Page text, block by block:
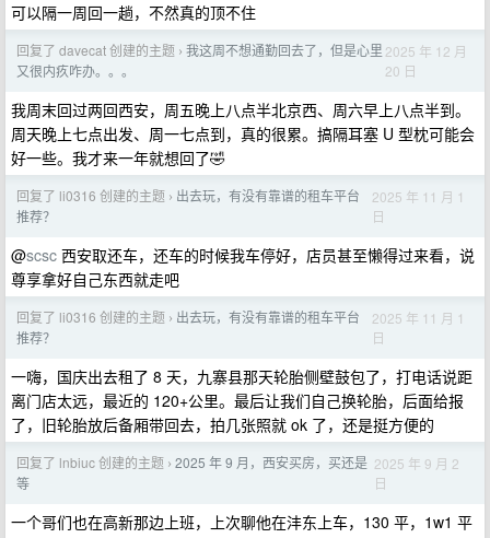
可以隔一周回一趟，不然真的顶不住
回复了 davecat 创建的主题 › 我这周不想通勤回去了，但是心里
又很内疚咋办。。。
2025 年 12 月
20 日
我周末回过两回西安，周五晚上八点半北京西、周六早上八点半到。
周天晚上七点出发、周一七点到，真的很累。搞隔耳塞 U 型枕可能会
好一些。我才来一年就想回了🤣
回复了 li0316 创建的主题 › 出去玩，有没有靠谱的租车平台
推荐？
2025 年 11 月 1
日
@scsc 西安取还车，还车的时候我车停好，店员甚至懒得过来看，说
尊享拿好自己东西就走吧
回复了 li0316 创建的主题 › 出去玩，有没有靠谱的租车平台
推荐？
2025 年 11 月 1
日
一嗨，国庆出去租了 8 天，九寨县那天轮胎侧壁鼓包了，打电话说距
离门店太远，最近的 120+公里。最后让我们自己换轮胎，后面给报
了，旧轮胎放后备厢带回去，拍几张照就 ok 了，还是挺方便的
回复了 lnbiuc 创建的主题 › 2025 年 9 月，西安买房，买还是
等
2025 年 9 月 2
日
一个哥们也在高新那边上班，上次聊他在沣东上车，130 平，1w1 平